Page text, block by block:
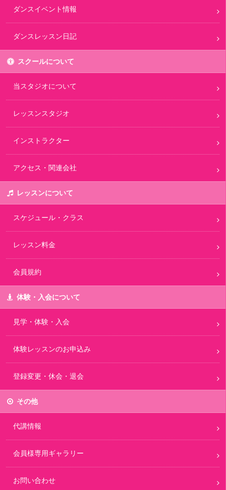
ダンスイベント情報
ダンスレッスン日記
スクールについて
当スタジオについて
レッスンスタジオ
インストラクター
アクセス・関連会社
レッスンについて
スケジュール・クラス
レッスン料金
会員規約
体験・入会について
見学・体験・入会
体験レッスンのお申込み
登録変更・休会・退会
その他
代講情報
会員様専用ギャラリー
お問い合わせ